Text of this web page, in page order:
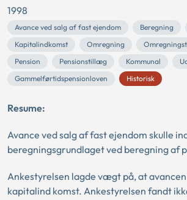
1998
Avance ved salg af fast ejendom Beregning
Kapitalindkomst
Omregning
Pension
Pensionstillæg Kommunal
Gammelførtidspensionloven
Historisk
Resume:
Avance ved salg af fast ejendom skulle
beregningsgrundlaget ved beregning af
Ankestyrelsen lagde vægt på, at
kapitalind komst. Ankestyrelsen fandt